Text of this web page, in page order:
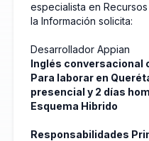
especialista en
la Información solicita:
Desarrollador Appian
Inglés conversacional
Para laborar en
presencial y 2 días
Esquema Hibrido
Responsabilidades